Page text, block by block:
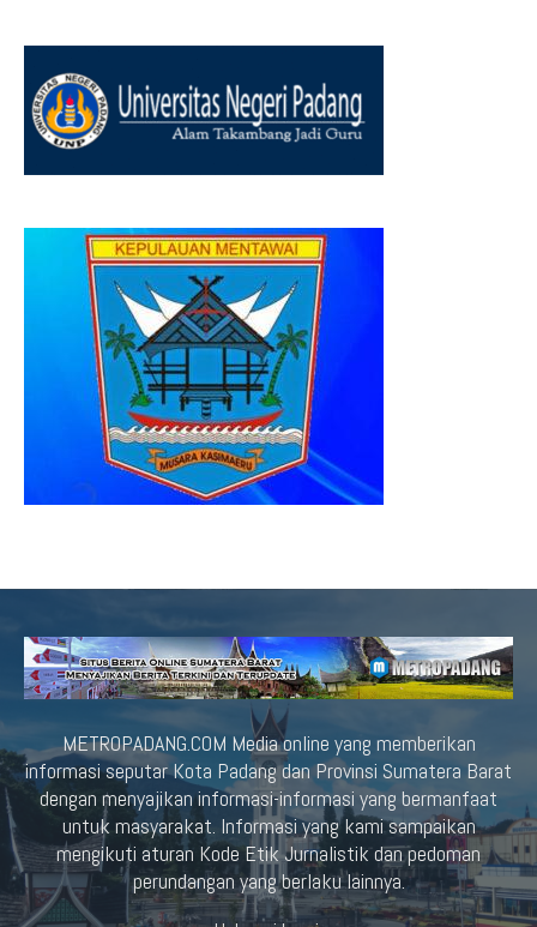
METROPADANG.COM Media online yang memberikan
informasi seputar Kota Padang dan Provinsi Sumatera Barat
dengan menyajikan informasi-informasi yang bermanfaat
untuk masyarakat. Informasi yang kami sampaikan
mengikuti aturan Kode Etik Jurnalistik dan pedoman
perundangan yang berlaku lainnya.